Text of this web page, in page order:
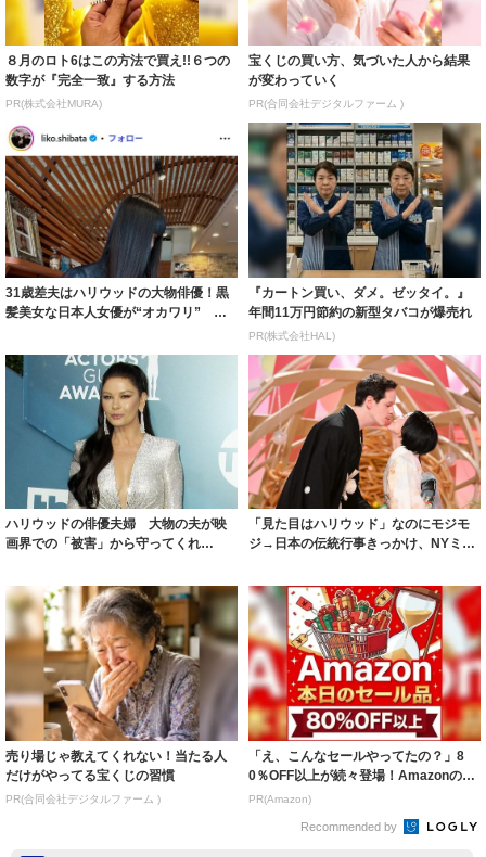
８月のロト6はこの方法で買え!!６つの
数字が『完全一致』する方法
PR(株式会社MURA)
宝くじの買い方、気づいた人から結果
が変わっていく
PR(合同会社デジタルファーム )
31歳差夫はハリウッドの大物俳優！黒
髪美女な日本人女優が“オカワリ” 撮
『カートン買い、ダメ。ゼッタイ。』
年間11万円節約の新型タバコが爆売れ
PR(株式会社HAL)
ハリウッドの俳優夫婦 大物の夫が映
画界での「被害」から守ってくれ
「見た目はハリウッド」なのにモジモ
ジ→日本の伝統行事きっかけ、NYミュ
売り場じゃ教えてくれない！当たる人
だけがやってる宝くじの習慣
PR(合同会社デジタルファーム )
「え、こんなセールやってたの？」8
0％OFF以上が続々登場！Amazonの本
気が...
PR(Amazon)
Recommended by